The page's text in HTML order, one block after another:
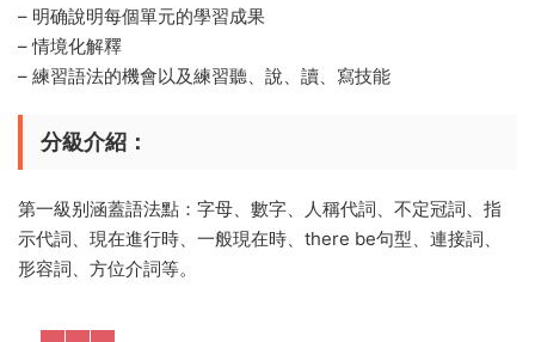
– 明确說明每個單元的學習成果
– 情境化解釋
– 練習語法的機會以及練習聽、說、讀、寫技能
分級介紹 ：
第一級别涵蓋語法點：字母、數字、人稱代詞、不定冠詞、指
示代詞、現在進行時、一般現在時、there be句型、連接詞、
形容詞、方位介詞等。